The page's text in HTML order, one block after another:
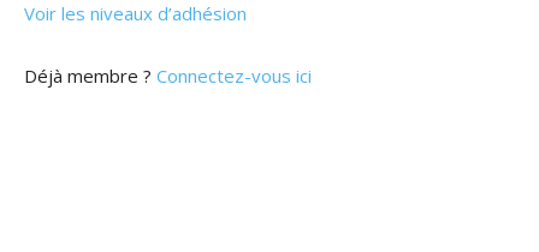
Voir les niveaux d’adhésion
Déjà membre ? Connectez-vous ici